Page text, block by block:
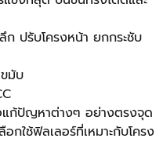
ปรับโครงหน้า ยกกระชับ
มับ
แก้ปัญหาต่างๆ อย่างตรงจุด
กใช้ฟิลเลอร์ที่เหมาะกับโครง